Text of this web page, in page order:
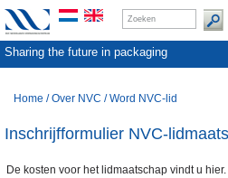
Sharing the future in packaging
Home /Over NVC /Word NVC-lid
Inschrijfformulier NVC-
De kosten voor het lidmaatschap vindt u